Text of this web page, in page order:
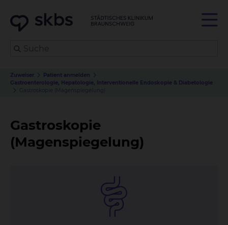
Zuweiser
Patient anmelden
Gastroenterologie, Hepatologie, Interventionelle Endoskopie & Diabetologie
Gastroskopie (Magenspiegelung)
Gastroskopie
(Magenspiegelung)